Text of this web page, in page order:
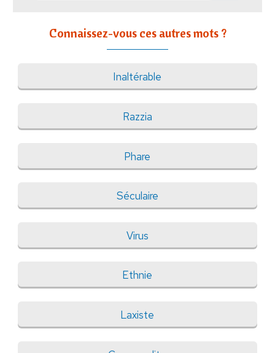
Connaissez-vous ces autres mots ?
Inaltérable
Razzia
Phare
Séculaire
Virus
Ethnie
Laxiste